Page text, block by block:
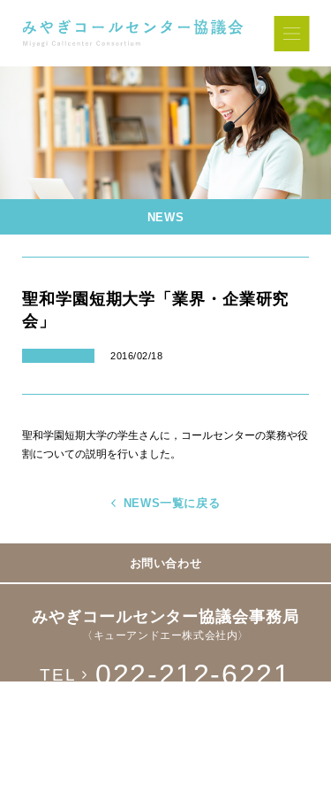
NEWS
聖和学園短期大学「業界・企業研究
会」
2016/02/18
聖和学園短期大学の学生さんに，コールセンターの業務や役
割についての説明を行いました。
NEWS一覧に戻る
お問い合わせ
みやぎコールセンター協議会事務局
〈キューアンドエー株式会社内〉
TEL 022-212-6221